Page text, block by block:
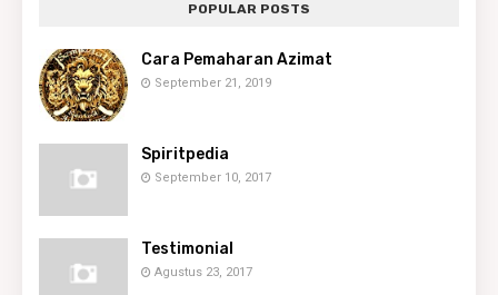
POPULAR POSTS
Cara Pemaharan Azimat
September 21, 2019
Spiritpedia
September 10, 2017
Testimonial
Agustus 23, 2017